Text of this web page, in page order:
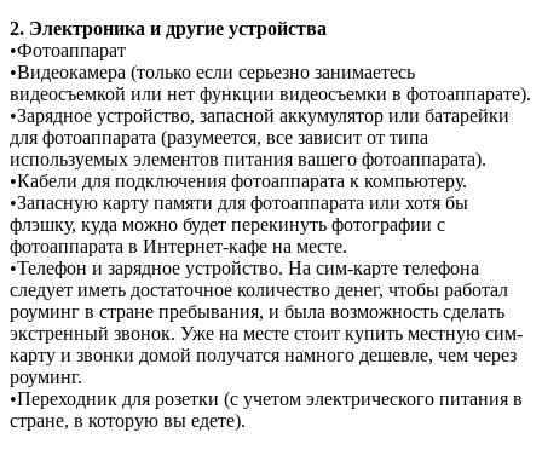
2. Электроника и другие устройства
•Фотоаппарат
•Видеокамера (только если серьезно занимаетесь
видеосъемкой или нет функции видеосъемки в фотоаппарате).
•Зарядное устройство, запасной аккумулятор или батарейки
для фотоаппарата (разумеется, все зависит от типа
используемых элементов питания вашего фотоаппарата).
•Кабели для подключения фотоаппарата к компьютеру.
•Запасную карту памяти для фотоаппарата или хотя бы
флэшку, куда можно будет перекинуть фотографии с
фотоаппарата в Интернет-кафе на месте.
•Телефон и зарядное устройство. На сим-карте телефона
следует иметь достаточное количество денег, чтобы работал
роуминг в стране пребывания, и была возможность сделать
экстренный звонок. Уже на месте стоит купить местную сим-
карту и звонки домой получатся намного дешевле, чем через
роуминг.
•Переходник для розетки (с учетом электрического питания в
стране, в которую вы едете).